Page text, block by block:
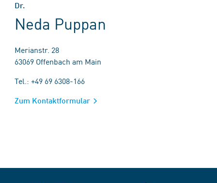
Dr.
Neda Puppan
Merianstr. 28
63069 Offenbach am Main
Tel.: +49 69 6308-166
Zum Kontaktformular